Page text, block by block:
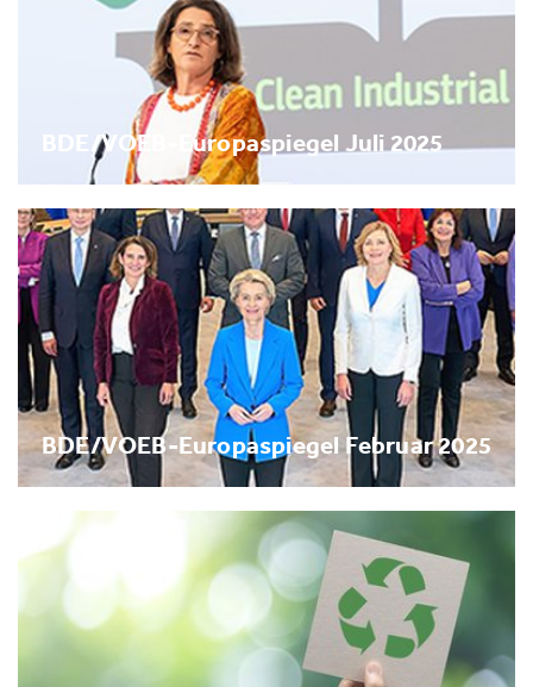
BDE/VOEB-Europaspiegel Juli 2025
BDE/VOEB-Europaspiegel Februar 2025